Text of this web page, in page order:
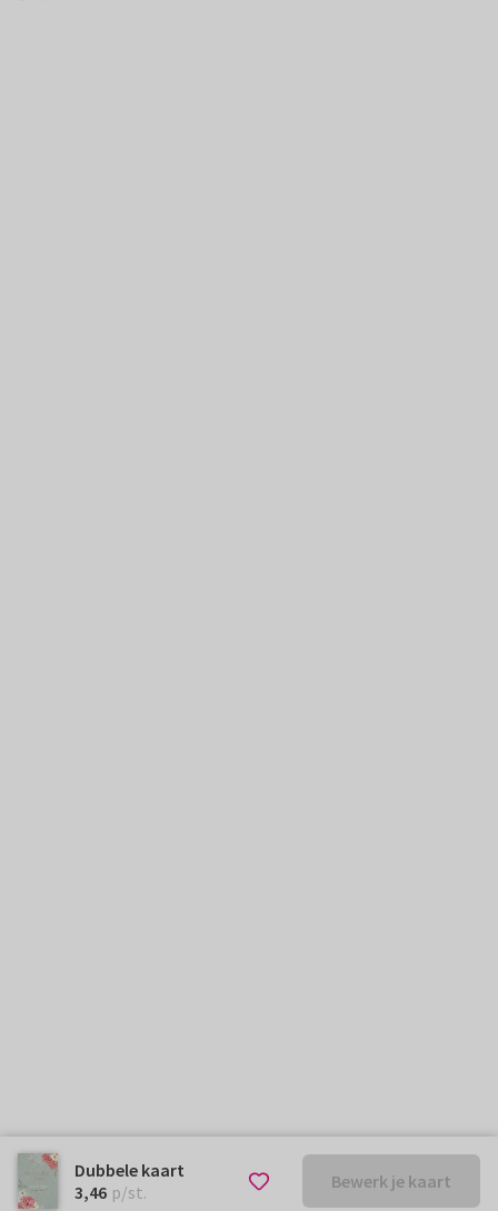
Dubbele kaart
€ 3,46p/st.
3,46 p/st. Bewerk je kaart